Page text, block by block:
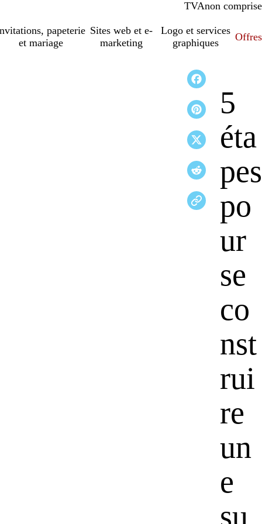
TVAcomprise
non comprise
papeterie
et mariage
Sites web et e-
marketing
Logo et services
graphiques
Offres
5
éta
pes
po
ur
se
co
nst
rui
re
un
e
su